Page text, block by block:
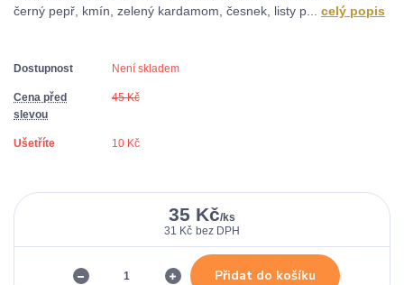
černý pepř, kmín, zelený kardamom, česnek, listy p... celý popis
Dostupnost Není skladem
Cena před
slevou
45 Kč
Ušetříte 10 Kč
35 Kč/ks
31 Kč bez DPH
Přidat do košíku